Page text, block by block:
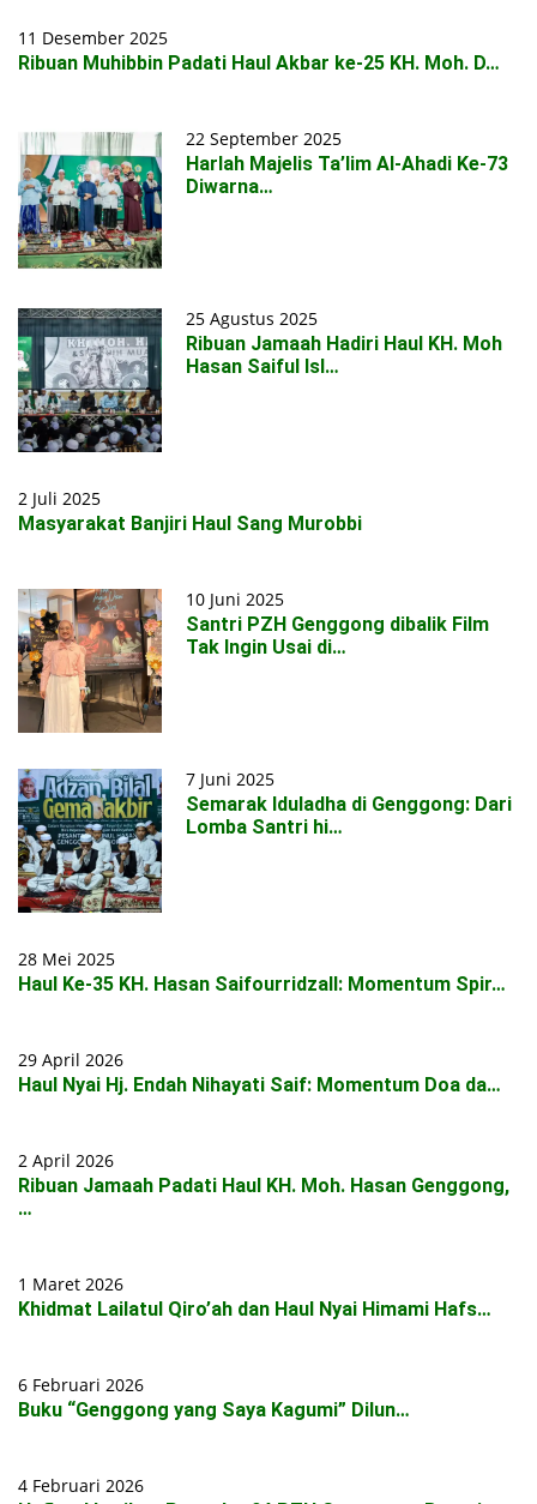
11 Desember 2025
Ribuan Muhibbin Padati Haul Akbar ke-25 KH. Moh. D…
22 September 2025
Harlah Majelis Ta’lim Al-Ahadi Ke-73
Diwarna…
25 Agustus 2025
Ribuan Jamaah Hadiri Haul KH. Moh
Hasan Saiful Isl…
2 Juli 2025
Masyarakat Banjiri Haul Sang Murobbi
10 Juni 2025
Santri PZH Genggong dibalik Film
Tak Ingin Usai di…
7 Juni 2025
Semarak Iduladha di Genggong: Dari
Lomba Santri hi…
28 Mei 2025
Haul Ke-35 KH. Hasan Saifourridzall: Momentum Spir…
29 April 2026
Haul Nyai Hj. Endah Nihayati Saif: Momentum Doa da…
2 April 2026
Ribuan Jamaah Padati Haul KH. Moh. Hasan Genggong,
…
1 Maret 2026
Khidmat Lailatul Qiro’ah dan Haul Nyai Himami Hafs…
6 Februari 2026
Buku “Genggong yang Saya Kagumi” Dilun…
4 Februari 2026